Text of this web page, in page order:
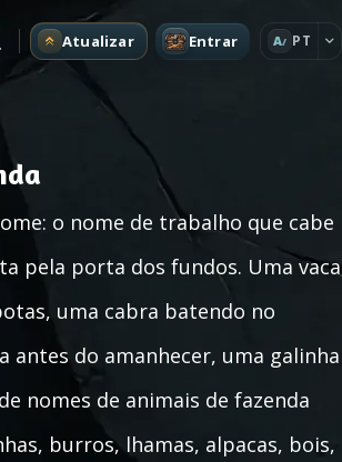
Atualizar Entrar A PT
o nome de trabalho que cabe
pela porta dos fundos. Uma vaca
uma cabra batendo no
antes do amanhecer, uma galinha
nomes de animais de fazenda
burros, lhamas, alpacas, bois,